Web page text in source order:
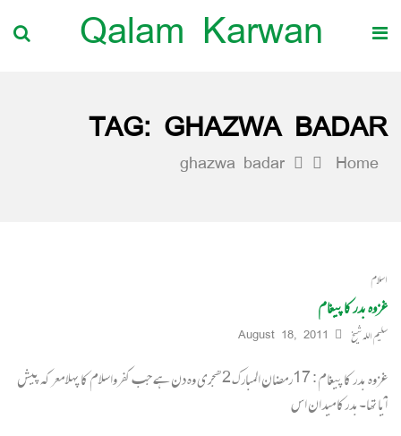
Qalam Karwan
TAG: GHAZWA BADAR
Home
ghazwa badar
اسلام
غزوہ بدر کا پیغام
سلیم اللہ شیخ August 18, 2011
غزوہ بدر کا پیغام : 17رمضان المبارک 2ھجری وہ دن ہے جب کفرواسلام کا پہلا معرکہ پیش
آیاتھا۔بدرکا میدان اس